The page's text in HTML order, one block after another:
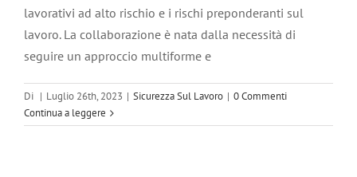
lavorativi ad alto rischio e i rischi preponderanti sul
lavoro. La collaborazione è nata dalla necessità di
seguire un approccio multiforme e
Di | Luglio 26th, 2023 | Sicurezza Sul Lavoro | 0 Commenti
Continua a leggere